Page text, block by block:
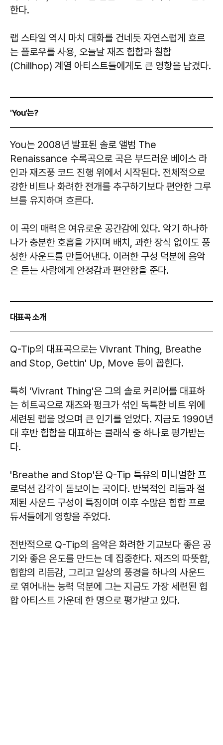
한다.
랩 스타일 역시 마치 대화를 건네듯 자연스럽게 흐르
는 플로우를 사용, 오늘날 재즈 힙합과 칠합
(Chillhop) 계열 아티스트들에게도 큰 영향을 남겼다.
'You'는?
You는 2008년 발표된 솔로 앨범 The
Renaissance 수록곡으로 곡은 부드러운 베이스 라
인과 재즈풍 코드 진행 위에서 시작된다. 전체적으로
강한 비트나 화려한 전개를 추구하기보다 편안한 그루
브를 유지하며 흐른다.
이 곡의 매력은 여유로운 공간감에 있다. 악기 하나하
나가 충분한 호흡을 가지며 배치, 과한 장식 없이도 풍
성한 사운드를 만들어낸다. 이러한 구성 덕분에 음악
은 듣는 사람에게 안정감과 편안함을 준다.
대표곡 소개
Q-Tip의 대표곡으로는 Vivrant Thing, Breathe
and Stop, Gettin' Up, Move 등이 꼽힌다.
특히 'Vivrant Thing'은 그의 솔로 커리어를 대표하
는 히트곡으로 재즈와 펑크가 섞인 독특한 비트 위에
세련된 랩을 얹으며 큰 인기를 얻었다. 지금도 1990년
대 후반 힙합을 대표하는 클래식 중 하나로 평가받는
다.
'Breathe and Stop'은 Q-Tip 특유의 미니멀한 프
로덕션 감각이 돋보이는 곡이다. 반복적인 리듬과 절
제된 사운드 구성이 특징이며 이후 수많은 힙합 프로
듀서들에게 영향을 주었다.
전반적으로 Q-Tip의 음악은 화려한 기교보다 좋은 공
기와 좋은 온도를 만드는 데 집중한다. 재즈의 따뜻함,
힙합의 리듬감, 그리고 일상의 풍경을 하나의 사운드
로 엮어내는 능력 덕분에 그는 지금도 가장 세련된 힙
합 아티스트 가운데 한 명으로 평가받고 있다.